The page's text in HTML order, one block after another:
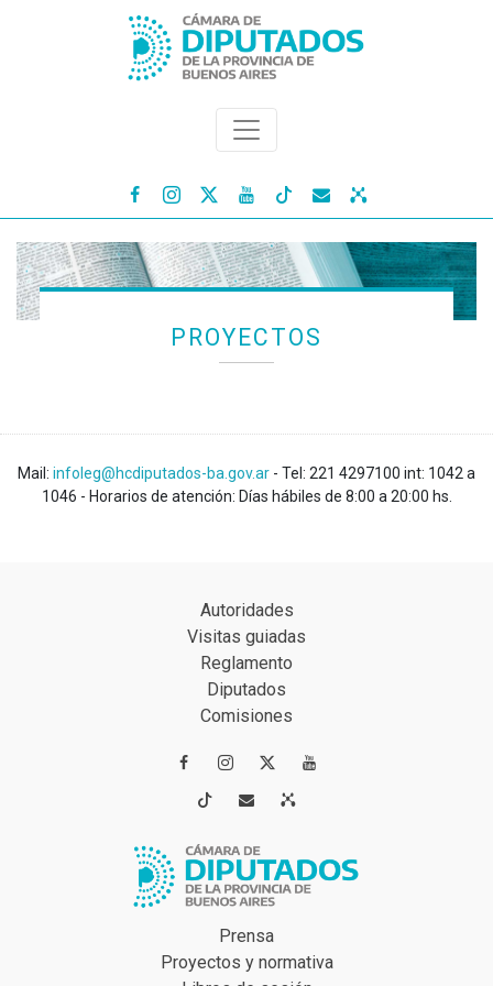
   
PROYECTOS
Mail: infoleg@hcdiputados-ba.gov.ar - Tel: 221 4297100 int: 1042 a
1046 - Horarios de atención: Días hábiles de 8:00 a 20:00 hs.
Autoridades
Visitas guiadas
Reglamento
Diputados
Comisiones
 
 
Prensa
Proyectos y normativa